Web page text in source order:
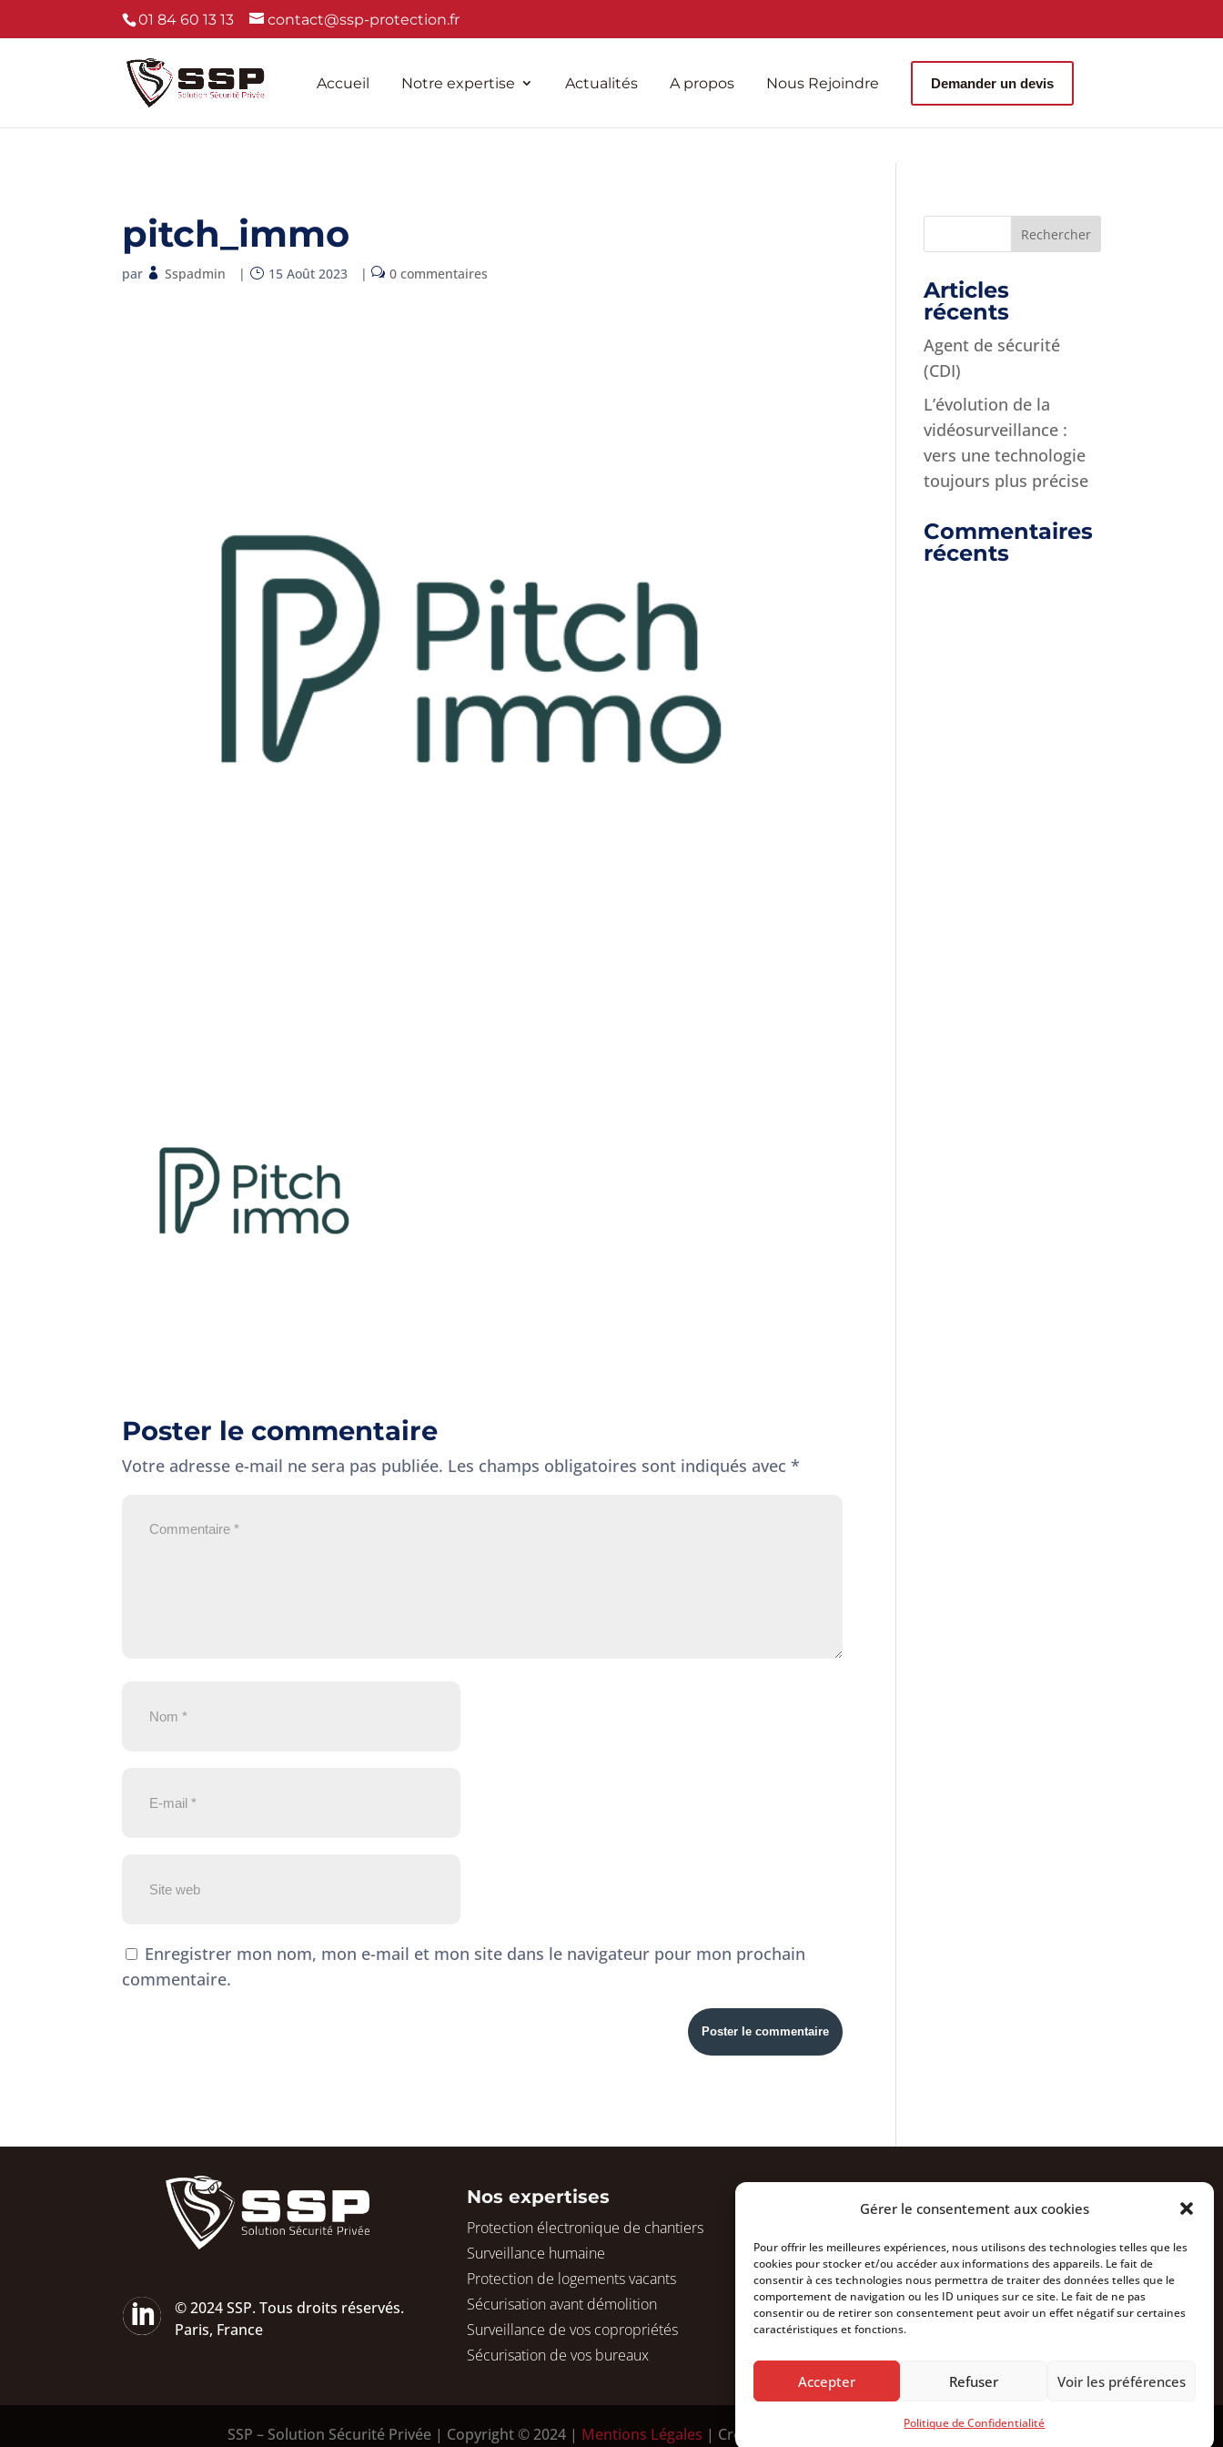
Gérer le consentement aux cookies
Pour offrir les meilleures expériences, nous utilisons des technologies telles que les
cookies pour stocker et/ou accéder aux informations des appareils. Le fait de
consentir à ces technologies nous permettra de traiter des données telles que le
comportement de navigation ou les ID uniques sur ce site. Le fait de ne pas
consentir ou de retirer son consentement peut avoir un effet négatif sur certaines
caractéristiques et fonctions.
Accepter Refuser Voir les préférences
Politique de Confidentialité
01 84 60 13 13 contact@ssp-protection.fr
Accueil Notre expertise Actualités A propos Nous Rejoindre Demander un devis
pitch_immo
par Sspadmin | 15 Août 2023 | 0 commentaires
Poster le commentaire
Votre adresse e-mail ne sera pas publiée. Les champs obligatoires sont indiqués avec*
Enregistrer mon nom, mon e-mail et mon site dans le navigateur pour mon prochain
commentaire.
Articles
récents
Agent de sécurité
(CDI)
L’évolution de la
vidéosurveillance :
vers une technologie
toujours plus précise
Commentaires
récents

© 2024 SSP. Tous droits réservés.
Paris, France
Nos expertises
Protection électronique de chantiers
Surveillance humaine
Protection de logements vacants
Sécurisation avant démolition
Surveillance de vos copropriétés
Sécurisation de vos bureaux
Nous rejoindre
À propos
Contact
SSP – Solution Sécurité Privée | Copyright © 2024 | Mentions Légales | Création Web : Mike Design,agence web